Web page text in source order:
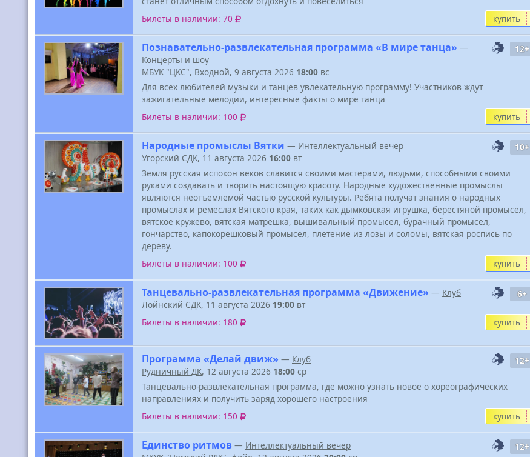
Билеты в наличии: 70
купить
12+
Познавательно-развлекательная программа «В мире танца» —
Концерты и шоу
МБУК "ЦКС", Входной, 9 августа 2026 18:00 вс
Для всех любителей музыки и танцев увлекательную программу! Участников ждут
зажигательные мелодии, интересные факты о мире танца
Билеты в наличии: 100
купить
10+
Народные промыслы Вятки — Интеллектуальный вечер
Угорский СДК, 11 августа 2026 16:00 вт
Земля русская испокон веков славится своими мастерами, людьми, способными своими
руками создавать и творить настоящую красоту. Народные художественные промыслы
являются неотъемлемой частью русской культуры. Ребята получат знания о народных
промыслах и ремеслах Вятского края, таких как дымковская игрушка, берестяной промысел,
вятское кружево, вятская матрешка, вышивальный промысел, бурачный промысел,
гончарство, капокорешковый промысел, плетение из лозы и соломы, вятская роспись по
дереву.
Билеты в наличии: 100
купить
6+
Танцевально-развлекательная программа «Движение» — Клуб
Лойнский СДК, 11 августа 2026 19:00 вт
Билеты в наличии: 180
купить
12+
Программа «Делай движ» — Клуб
Рудничный ДК, 12 августа 2026 18:00 ср
Танцевально-развлекательная программа, где можно узнать новое о хореографических
направлениях и получить заряд хорошего настроения
Билеты в наличии: 150
купить
12+
Единство ритмов — Интеллектуальный вечер